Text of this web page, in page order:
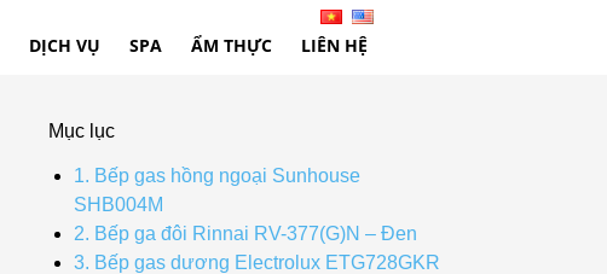
DỊCH VỤ SPA ẨM THỰC LIÊN HỆ
Mục lục
1. Bếp gas hồng ngoại Sunhouse
SHB004M
2. Bếp ga đôi Rinnai RV-377(G)N – Đen
3. Bếp gas dương Electrolux ETG728GKR